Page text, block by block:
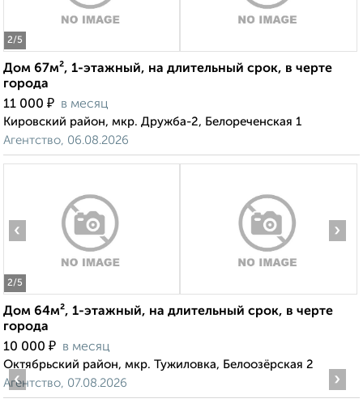
2/5
Дом 67м², 1-этажный, на длительный срок, в черте
города
11 000 ₽ в месяц
Кировский район, мкр. Дружба-2, Белореченская 1
Агентство, 06.08.2026
2/5
‹ ›
Дом 64м², 1-этажный, на длительный срок, в черте
города
10 000 ₽ в месяц
Октябрьский район, мкр. Тужиловка, Белоозёрская 2
Агентство, 07.08.2026
‹ ›